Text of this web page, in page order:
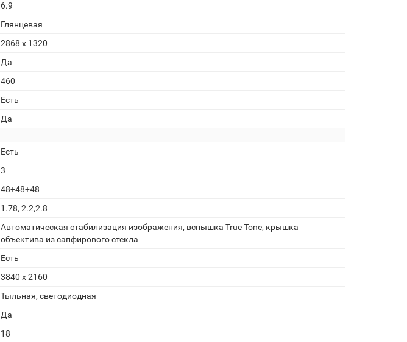
6.9
Глянцевая
2868 x 1320
Да
460
Есть
Да
Есть
3
48+48+48
1.78, 2.2,2.8
Автоматическая стабилизация изображения, вспышка True Tone, крышка
объектива из сапфирового стекла
Есть
3840 x 2160
Тыльная, светодиодная
Да
18